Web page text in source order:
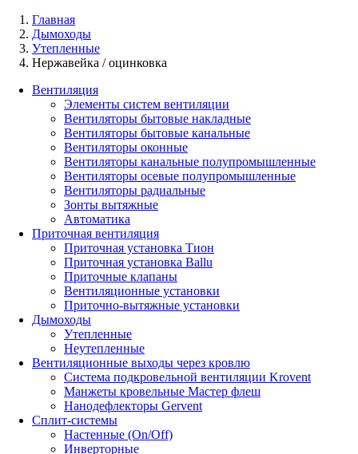
Главная
Дымоходы
Утепленные
Нержавейка / оцинковка
Вентиляция
Элементы систем вентиляции
Вентиляторы бытовые накладные
Вентиляторы бытовые канальные
Вентиляторы оконные
Вентиляторы канальные полупромышленные
Вентиляторы осевые полупромышленные
Вентиляторы радиальные
Зонты вытяжные
Автоматика
Приточная вентиляция
Приточная установка Тион
Приточная установка Ballu
Приточные клапаны
Вентиляционные установки
Приточно-вытяжные установки
Дымоходы
Утепленные
Неутепленные
Вентиляционные выходы через кровлю
Система подкровельной вентиляции Krovent
Манжеты кровельные Мастер флеш
Нанодефлекторы Gervent
Сплит-системы
Настенные (On/Off)
Инверторные